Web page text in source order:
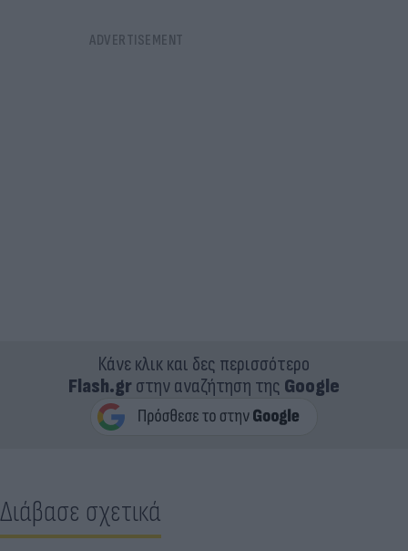
Κάνε κλικ και δες περισσότερο
Flash.grστην αναζήτηση της Google
Διάβασε σχετικά